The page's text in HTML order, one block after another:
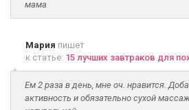
мама
Мария пишет
к статье: 15 лучших завтраков для
Ем 2 раза в день, мне оч. нравится.
активность и обязательно сухой